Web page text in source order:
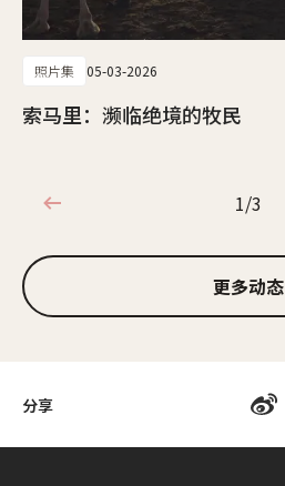
分享
照片集 05-03-2026
索马里：濒临绝境的牧民
1/3
1/3
更多动态